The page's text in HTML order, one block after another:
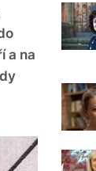
a na